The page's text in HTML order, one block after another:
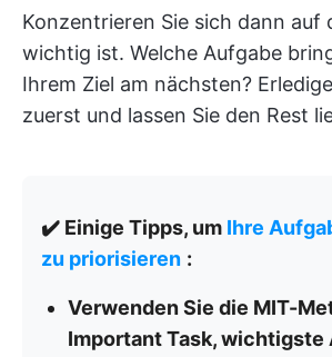
Konzentrieren Sie sich dann auf
wichtig ist. Welche Aufgabe
Ihrem Ziel am nächsten?
zuerst und lassen Sie den Rest
✔️ Einige Tipps, um Ihre
zu priorisieren :
Verwenden Sie die MIT-
Important Task, wichtigste